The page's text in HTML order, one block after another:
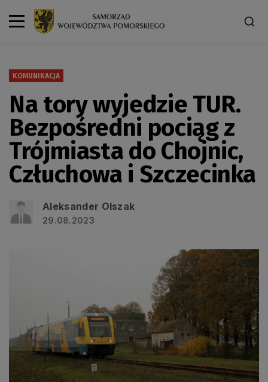
KOMUNIKACJA
Na tory wyjedzie TUR.
Bezpośredni pociąg z
Trójmiasta do Chojnic,
Człuchowa i Szczecinka
Aleksander Olszak
29.08.2023